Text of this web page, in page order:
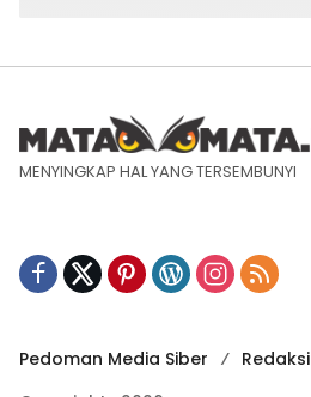
MENYINGKAP HAL YANG TERSEMBUNYI
Pedoman Media Siber Redaksi